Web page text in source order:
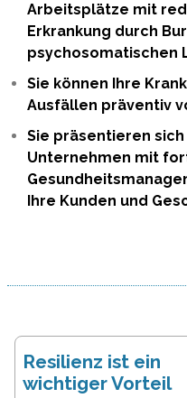
Arbeitsplätze mit
Erkrankung durch
psychosomatischen
Sie können Ihre
Ausfällen präventiv
Sie präsentieren
Unternehmen mit
Ihre Kunden und
Resilienz ist ein
wichtiger Vorteil